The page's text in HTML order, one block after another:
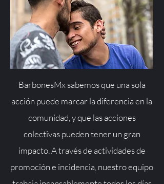
BarbonesMx sabemos que una sola
acción puede marcar la diferencia en la
comunidad, y que las acciones
colectivas pueden tener un gran
impacto. A través de actividades de
promoción e incidencia, nuestro equipo